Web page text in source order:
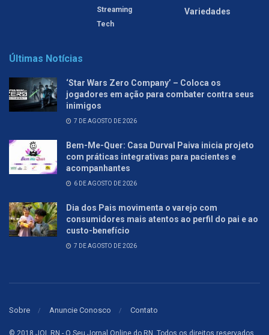
Streaming
Tech
Variedades
Últimas Notícias
‘Star Wars Zero Company’ – Coloca os
jogadores em ação para combater contra seus
inimigos
7 DE AGOSTO DE 2026
Bem-Me-Quer: Casa Durval Paiva inicia projeto
com práticas integrativas para pacientes e
acompanhantes
6 DE AGOSTO DE 2026
Dia dos Pais movimenta o varejo com
consumidores mais atentos ao perfil do pai e ao
custo-benefício
7 DE AGOSTO DE 2026
Sobre Anuncie Conosco Contato
© 2018 JOL RN - O Seu Jornal Online do RN. Todos os direitos reservados.